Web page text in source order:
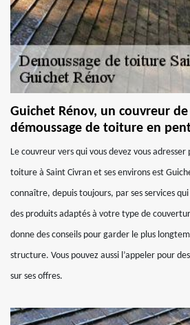
Guichet Rénov, un couvreur
démoussage de toiture en
Le couvreur vers qui vous devez vous
toiture à Saint Civran et ses environs est
connaître, depuis toujours, par ses services
des produits adaptés à votre type de
donne des conseils pour garder le plus
structure. Vous pouvez aussi l’appeler pour
sur ses offres.